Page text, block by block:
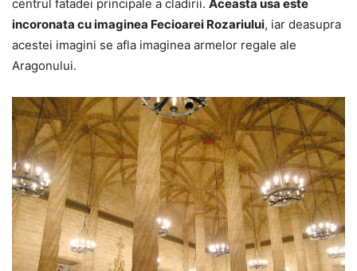
centrul fatadei principale a cladirii. Aceasta usa este
incoronata cu imaginea Fecioarei Rozariului, iar deasupra
acestei imagini se afla imaginea armelor regale ale
Aragonului.